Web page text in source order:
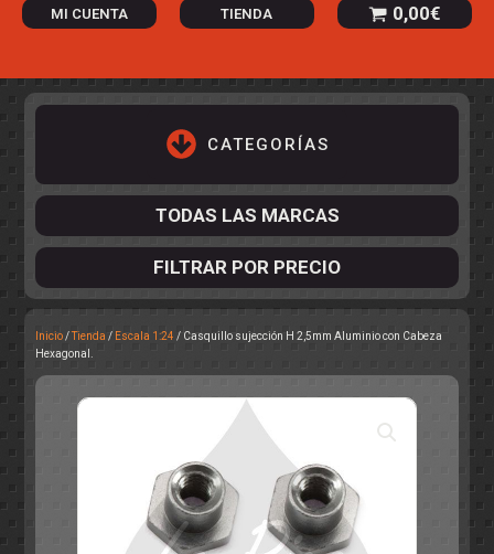
MI CUENTA TIENDA 0,00€
CATEGORÍAS
OTROS
RALLY
TODAS LAS MARCAS
FILTRAR POR PRECIO
Inicio/Tienda / Escala 1:24 / Casquillo sujección H 2,5mm Aluminio con Cabeza
Hexagonal.